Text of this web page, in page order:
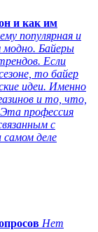
и как им
популярная и
модно. Байеры
Если
то байер
идеи. Именно
и то, что,
профессия
с
деле
Нет